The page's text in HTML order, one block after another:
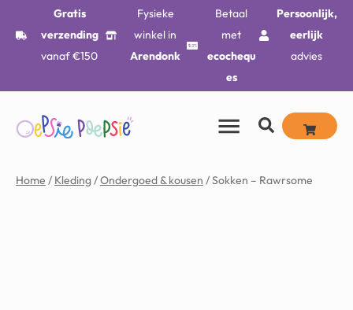
Gratis
verzending
vanaf €150
Fysieke
winkel in
Arendonk
Betaal
met
ecochequ
es
Persoonlijk,
eerlijk
advies
Home / Kleding/Ondergoed & kousen / Sokken – Rawrsome